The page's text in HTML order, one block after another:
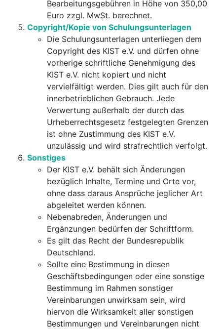
Bearbeitungsgebühren in Höhe von 350,00
Euro zzgl. MwSt. berechnet.
Copyright/Kopie von Schulungsunterlagen
Die Schulungsunterlagen unterliegen dem
Copyright des KIST e.V. und dürfen ohne
vorherige schriftliche Genehmigung des
KIST e.V. nicht kopiert und nicht
vervielfältigt werden. Dies gilt auch für den
innerbetrieblichen Gebrauch. Jede
Verwertung außerhalb der durch das
Urheberrechtsgesetz festgelegten Grenzen
ist ohne Zustimmung des KIST e.V.
unzulässig und wird strafrechtlich verfolgt.
Sonstiges
Der KIST e.V. behält sich Änderungen
bezüglich Inhalte, Termine und Orte vor,
ohne dass daraus Ansprüche jeglicher Art
abgeleitet werden können.
Nebenabreden, Änderungen und
Ergänzungen bedürfen der Schriftform.
Es gilt das Recht der Bundesrepublik
Deutschland.
Sollte eine Bestimmung in diesen
Geschäftsbedingungen oder eine sonstige
Bestimmung im Rahmen sonstiger
Vereinbarungen unwirksam sein, wird
hiervon die Wirksamkeit aller sonstigen
Bestimmungen und Vereinbarungen nicht